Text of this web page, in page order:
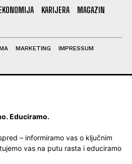
KARIJERA
MAGAZIN
MARKETING
IMPRESSUM
Educiramo.
– informiramo vas o ključnim
vas na putu rasta i educiramo